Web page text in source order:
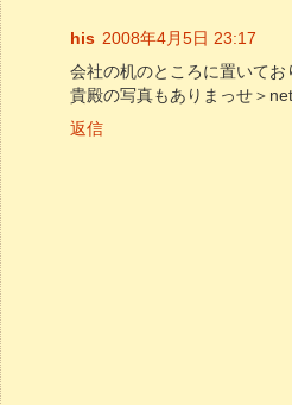
his 2008年4月5日 23:17
会社の机のところに置いてお
貴殿の写真もありまっせ＞
返信